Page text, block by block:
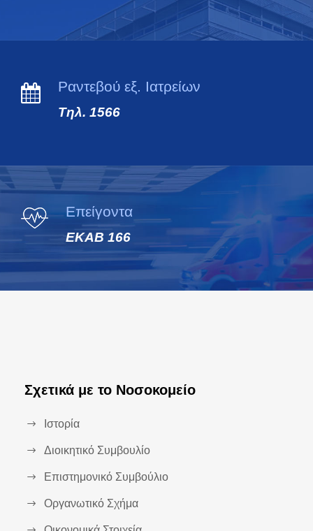
Ραντεβού εξ. Ιατρείων
Τηλ. 1566
Επείγοντα
ΕΚΑΒ 166
Σχετικά με το Νοσοκομείο
Ιστορία
Διοικητικό Συμβουλίο
Επιστημονικό Συμβούλιο
Οργανωτικό Σχήμα